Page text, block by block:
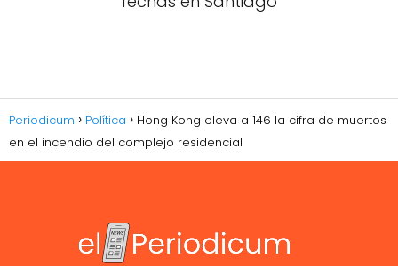
Periodicum Política
Hong Kong eleva a 146 la cifra de muertos
en el incendio del complejo residencial